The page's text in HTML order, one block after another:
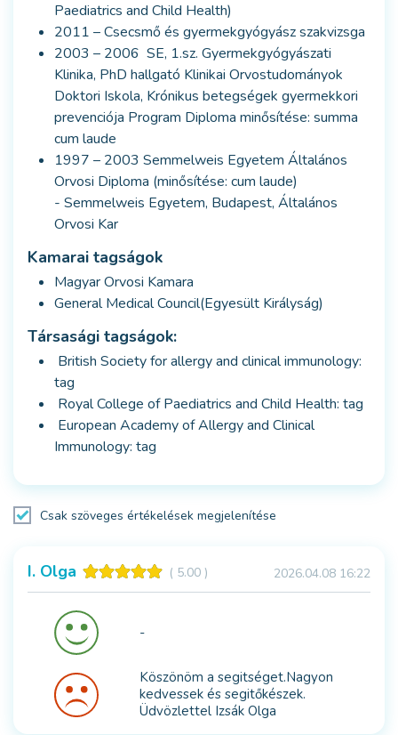
Paediatrics and Child Health)
2011 – Csecsmő és gyermekgyógyász szakvizsga
2003 – 2006 SE, 1.sz. Gyermekgyógyászati
Klinika, PhD hallgató Klinikai Orvostudományok
Doktori Iskola, Krónikus betegségek gyermekkori
prevenciója Program Diploma minősítése: summa
cum laude
1997 – 2003 Semmelweis Egyetem Általános
Orvosi Diploma (minősítése: cum laude)
- Semmelweis Egyetem, Budapest, Általános
Orvosi Kar
Kamarai tagságok
Magyar Orvosi Kamara
General Medical Council(Egyesült Királyság)
Társasági tagságok:
British Society for allergy and clinical immunology:
tag
Royal College of Paediatrics and Child Health: tag
European Academy of Allergy and Clinical
Immunology: tag
Csak szöveges értékelések megjelenítése
I. Olga ( 5.00 ) 2026.04.08 16:22
-
Köszönöm a segitséget.Nagyon
kedvessek és segitőkészek.
Üdvözlettel Izsák Olga